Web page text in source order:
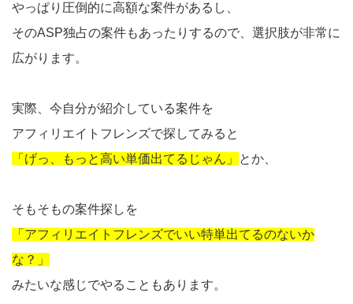
やっぱり圧倒的に高額な案件があるし、
そのASP独占の案件もあったりするので、選択肢が非常に
広がります。
実際、今自分が紹介している案件を
アフィリエイトフレンズで探してみると
「げっ、もっと高い単価出てるじゃん」
とか、
そもそもの案件探しを
「アフィリエイトフレンズでいい特単出てるのないか
な？」
みたいな感じでやることもあります。